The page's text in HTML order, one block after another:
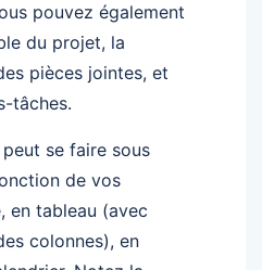
pouvez également
du projet, la
pièces jointes, et
tâches.
se faire sous
de vos
en tableau (avec
colonnes), en